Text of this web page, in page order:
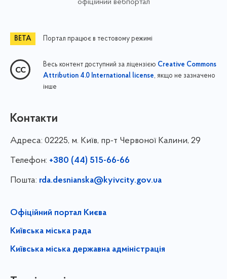
офіційний вебпортал
Портал працює в тестовому режимі
Весь контент доступний за ліцензією Creative Commons
Attribution 4.0 International license, якщо не зазначено
інше
Контакти
Адреса: 02225, м. Київ, пр-т Червоної Калини, 29
Телефон: +380 (44) 515-66-66
Пошта: rda.desnianska@kyivcity.gov.ua
Офіційний портал Києва
Київська міська рада
Київська міська державна адміністрація